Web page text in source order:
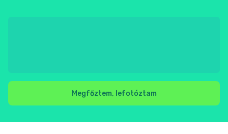
Megfőztem, lefotóztam